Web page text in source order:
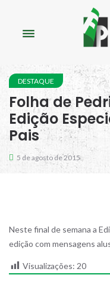
DESTAQUE
Folha de
Edição
Pais
5 de agosto de 2015
Neste final de semana a
edição com mensagens
Visualizações: 20